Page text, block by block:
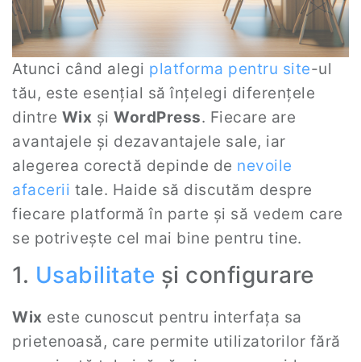
Atunci când alegi platforma pentru site-ul
tău, este esențial să înțelegi diferențele
dintre Wix și WordPress. Fiecare are
avantajele și dezavantajele sale, iar
alegerea corectă depinde de nevoile
afacerii tale. Haide să discutăm despre
fiecare platformă în parte și să vedem care
se potrivește cel mai bine pentru tine.
1. Usabilitate și configurare
Wix este cunoscut pentru interfața sa
prietenoasă, care permite utilizatorilor fără